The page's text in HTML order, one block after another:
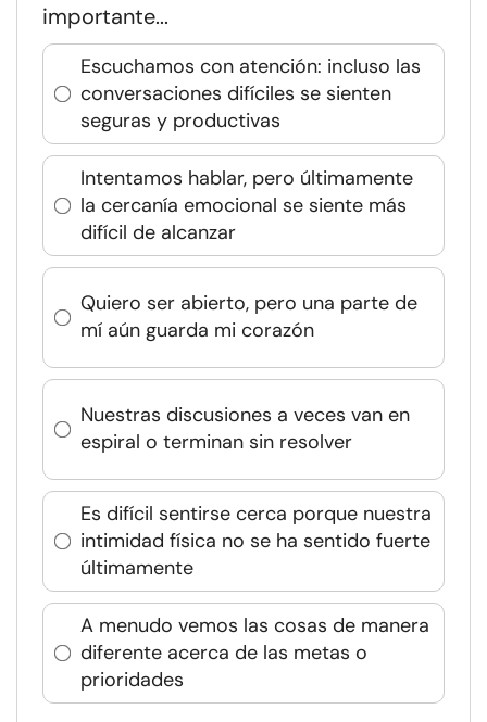
importante...
Escuchamos con atención: incluso las
conversaciones difíciles se sienten
seguras y productivas
Intentamos hablar, pero últimamente
la cercanía emocional se siente más
difícil de alcanzar
Quiero ser abierto, pero una parte de
mí aún guarda mi corazón
Nuestras discusiones a veces van en
espiral o terminan sin resolver
Es difícil sentirse cerca porque nuestra
intimidad física no se ha sentido fuerte
últimamente
A menudo vemos las cosas de manera
diferente acerca de las metas o
prioridades